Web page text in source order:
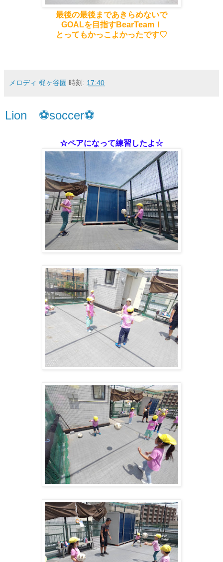
最後の最後まであきらめないで
GOALを目指すBearTeam！
とってもかっこよかったです♡
メロディ 梶ヶ谷園 時刻: 17:40
Lion ⚽soccer⚽
☆ペアになって練習したよ☆